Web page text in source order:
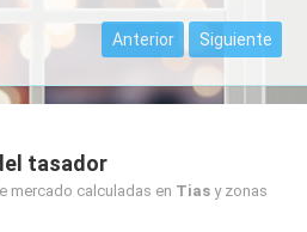
Anterior Siguiente
tasador
mercado calculadas en Tias y zonas